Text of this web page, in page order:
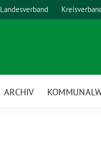
Landesverband
ARCHIV